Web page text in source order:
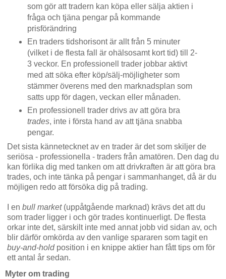
som gör att tradern kan köpa eller sälja aktien i
fråga och tjäna pengar på kommande
prisförändring
En traders tidshorisont är allt från 5 minuter
(vilket i de flesta fall är ohälsosamt kort tid) till 2-
3 veckor. En professionell trader jobbar aktivt
med att söka efter köp/sälj-möjligheter som
stämmer överens med den marknadsplan som
satts upp för dagen, veckan eller månaden.
En professionell trader drivs av att göra bra
trades, inte i första hand av att tjäna snabba
pengar.
Det sista kännetecknet av en trader är det som skiljer de
seriösa - professionella - traders från amatören. Den dag du
kan förlika dig med tanken om att drivkraften är att göra bra
trades, och inte tänka på pengar i sammanhanget, då är du
möjligen redo att försöka dig på trading.
I en bull market(uppåtgående marknad) krävs det att du
som trader ligger i och gör trades kontinuerligt. De flesta
orkar inte det, särskilt inte med annat jobb vid sidan av, och
blir därför omkörda av den vanlige spararen som tagit en
buy-and-holdposition i en knippe aktier han fått tips om för
ett antal år sedan.
Myter om trading